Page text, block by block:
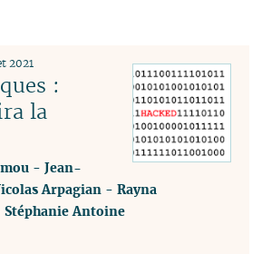
:
la
2021
-Jean-
Arpagian -Rayna
Stéphanie Antoine